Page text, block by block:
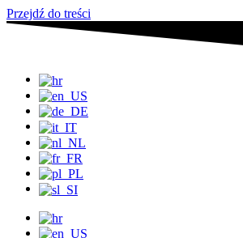
Przejdź do treści